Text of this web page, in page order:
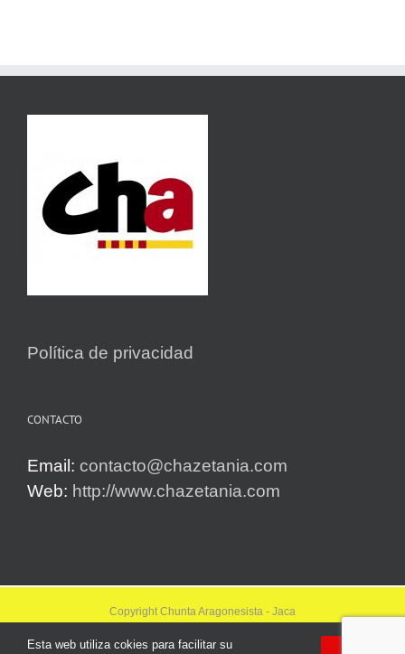
Política de privacidad
CONTACTO
Email: contacto@chazetania.com
Web: http://www.chazetania.com
Copyright Chunta Aragonesista - Jaca
TwitterFacebookInstagramWhatsapp
Esta web utiliza cokies para facilitar su